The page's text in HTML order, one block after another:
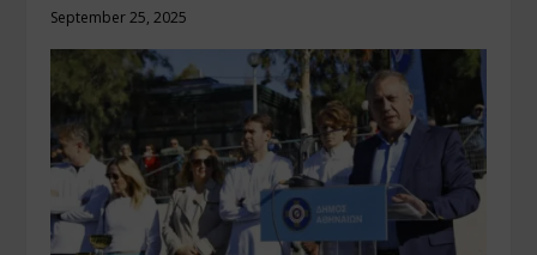
September 25, 2025